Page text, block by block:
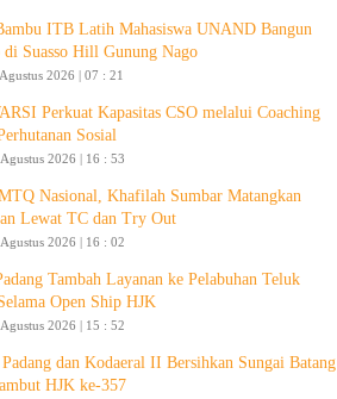
ITB Latih Mahasiswa UNAND Bangun
di Suasso Hill Gunung Nago
2026 | 07 : 21
Perkuat Kapasitas CSO melalui Coaching
Sosial
2026 | 16 : 53
Nasional, Khafilah Sumbar Matangkan
Lewat TC dan Try Out
2026 | 16 : 02
Tambah Layanan ke Pelabuhan Teluk
Open Ship HJK
2026 | 15 : 52
dan Kodaeral II Bersihkan Sungai Batang
HJK ke-357